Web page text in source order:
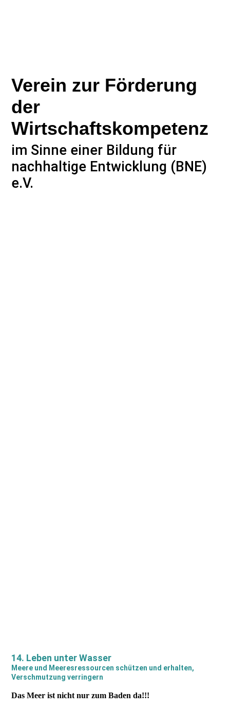
Verein zur Förderung
der
Wirtschaftskompetenz
im Sinne einer Bildung für
nachhaltige Entwicklung (BNE)
e.V.
14. Leben unter Wasser
Meere und Meeresressourcen schützen und erhalten,
Verschmutzung verringern
Das Meer ist nicht nur zum Baden da!!!